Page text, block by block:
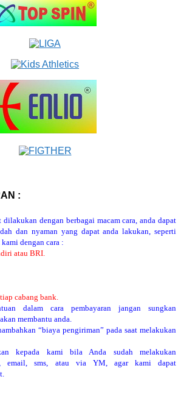
:
dilakukan dengan berbagai macam cara, anda dapat
dan nyaman yang dapat anda lakukan, seperti
dengan cara :
atau BRI.
cabang bank.
dalam cara pembayaran jangan sungkan
membantu anda.
“biaya pengiriman” pada saat melakukan
kepada kami bila Anda sudah melakukan
email, sms, atau via YM, agar kami dapat